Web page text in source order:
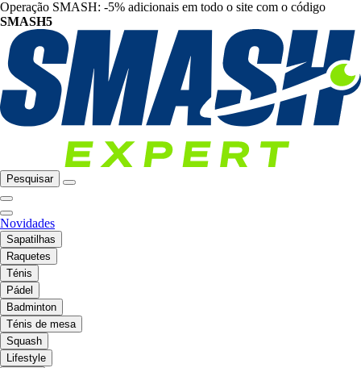
Operação SMASH: -5% adicionais em todo o site com o código
SMASH5
Pesquisar
Novidades
Sapatilhas
Raquetes
Ténis
Pádel
Badminton
Ténis de mesa
Squash
Lifestyle